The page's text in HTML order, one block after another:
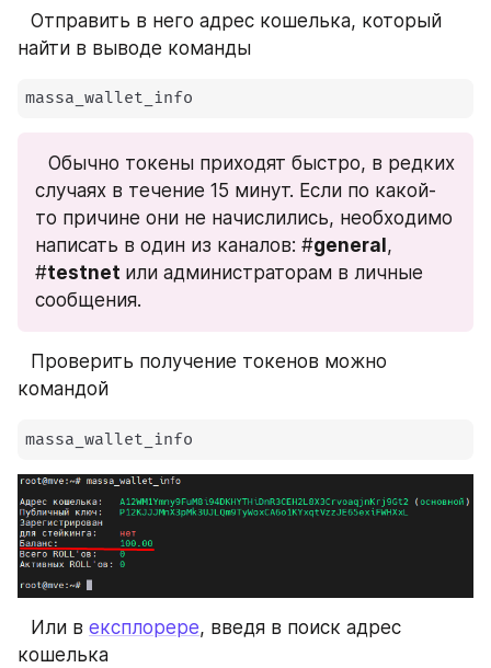
⠀Отправить в него адрес кошелька, который
найти в выводе команды
massa_wallet_info
⠀Обычно токены приходят быстро, в редких
случаях в течение 15 минут. Если по какой-
то причине они не начислились, необходимо
написать в один из каналов: #general ,
#testnet или администраторам в личные
сообщения.
⠀Проверить получение токенов можно
командой
massa_wallet_info
⠀Или в експлорере, введя в поиск адрес
кошелька